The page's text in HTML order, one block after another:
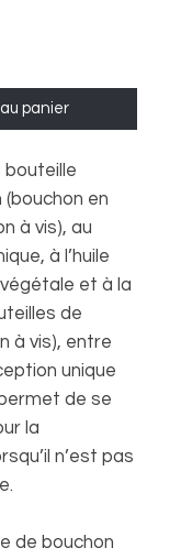
panier
bouteille
(bouchon en
à vis), au
à l’huile
végétale et à la
de
à vis), entre
unique
de se
la
n’est pas
de bouchon